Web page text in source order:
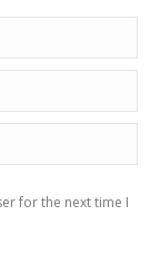
for the next time I